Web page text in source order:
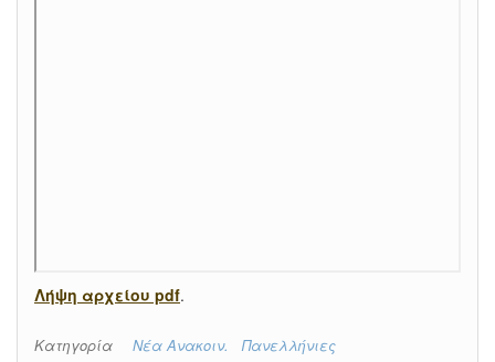
Λήψη αρχείου pdf.
Κατηγορία Νέα Ανακοιν. Πανελλήνιες